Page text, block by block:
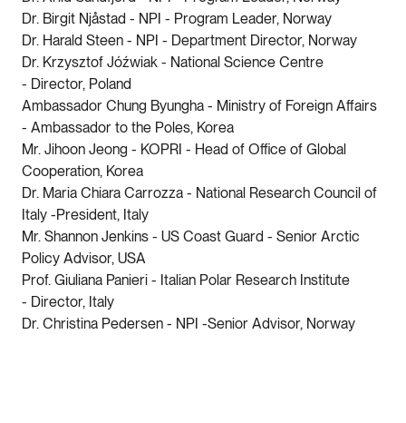
Dr. Birgit Njåstad - NPI - Program Leader, Norway
Dr. Harald Steen - NPI - Department Director, Norway
Dr. Krzysztof Jóźwiak - National Science Centre
- Director, Poland
Ambassador Chung Byungha - Ministry of Foreign Affairs
- Ambassador to the Poles, Korea
Mr. Jihoon Jeong - KOPRI - Head of Office of Global
Cooperation, Korea
Dr. Maria Chiara Carrozza - National Research Council of
Italy -President, Italy
Mr. Shannon Jenkins - US Coast Guard - Senior Arctic
Policy Advisor, USA
Prof. Giuliana Panieri - Italian Polar Research Institute
- Director, Italy
Dr. Christina Pedersen - NPI -Senior Advisor, Norway